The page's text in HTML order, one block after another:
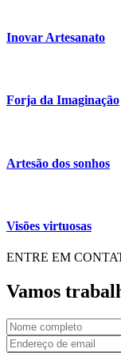
Inovar Artesanato
Forja da Imaginação
Artesão dos sonhos
Visões virtuosas
ENTRE EM
Vamos